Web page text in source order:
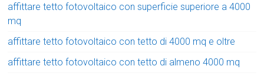
affittare tetto fotovoltaico con superficie superiore a 4000
mq
affittare tetto fotovoltaico con tetto di 4000 mq e oltre
affittare tetto fotovoltaico con tetto di almeno 4000 mq